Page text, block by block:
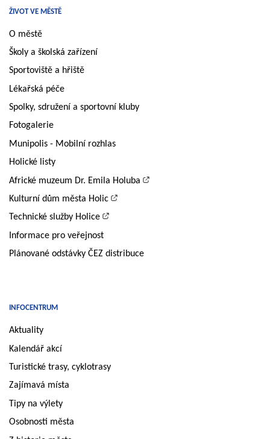
ŽIVOT VE MĚSTĚ
O městě
Školy a školská zařízení
Sportoviště a hřiště
Lékařská péče
Spolky, sdružení a sportovní kluby
Fotogalerie
Munipolis - Mobilní rozhlas
Holické listy
Africké muzeum Dr. Emila Holuba
Kulturní dům města Holic
Technické služby Holice
Informace pro veřejnost
Plánované odstávky ČEZ distribuce
INFOCENTRUM
Aktuality
Kalendář akcí
Turistické trasy, cyklotrasy
Zajímavá místa
Tipy na výlety
Osobnosti města